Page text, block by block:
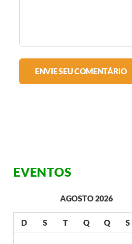
EVENTOS
AGOSTO 2026
D S T Q Q S